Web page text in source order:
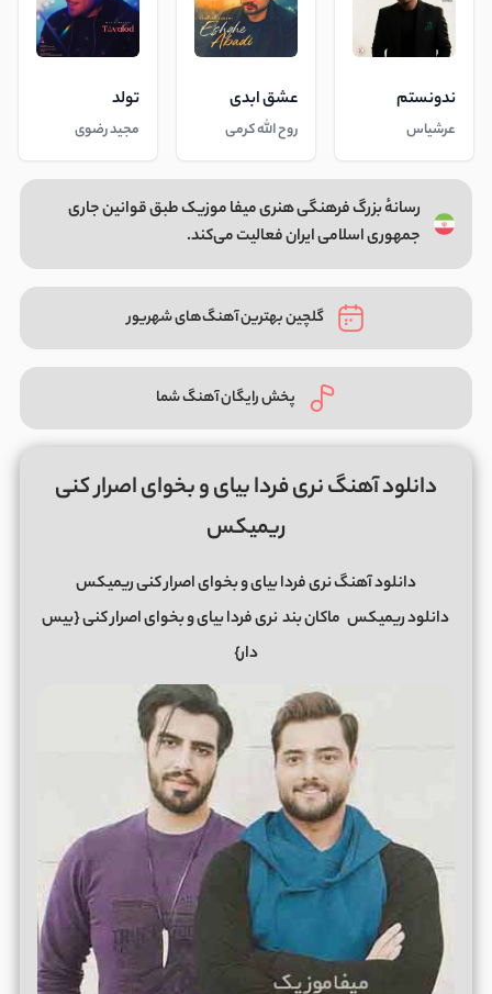
ندونستم
عرشیاس
عشق ابدی
روح الله کرمی
تولد
مجید رضوی
رسانهٔ بزرگ فرهنگی هنری میفا موزیک طبق قوانین جاری
جمهوری اسلامی ایران فعالیت می‌کند.
گلچین بهترین آهنگ‌های شهریور
پخش رایگان آهنگ شما
دانلود آهنگ نری فردا بیای و بخوای اصرار کنی
ریمیکس
دانلود آهنگ نری فردا بیای و بخوای اصرار کنی ریمیکس
دانلود ریمیکس ماکان بندنری فردا بیای و بخوای اصرار کنی {بیس
دار}